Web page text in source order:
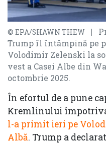
© EPA/SHAWN THEW
|
Trump îl întâmpină pe
Volodimir Zelenski la
vest a Casei Albe din
octombrie 2025.
În efortul de a pune
Kremlinului
l-a primit ieri pe
Albă. Trump a